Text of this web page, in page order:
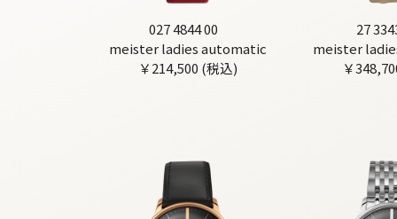
027 4844 00
meister ladies automatic
￥214,500 (税込)
27
meister
￥